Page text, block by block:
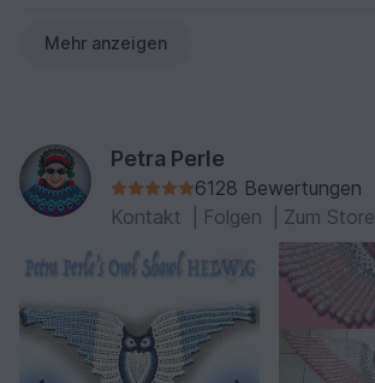
Mehr anzeigen
Petra Perle
6128 Bewertungen
Kontakt
Folgen Zum Store